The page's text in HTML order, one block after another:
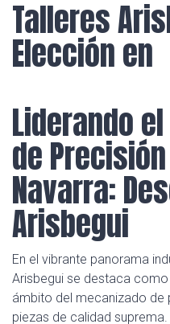
Talleres
Elección en
Liderando
de
Navarra:
Arisbegui
En el vibrante panorama
Arisbegui se destaca
ámbito del mecanizado de
piezas de calidad